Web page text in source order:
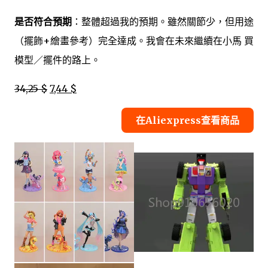
是否符合預期 ：整體超過我的預期。雖然關節少，但用途
（擺飾+繪畫參考）完全達成。我會在未來繼續在小馬 買
模型／擺件的路上。
34,25 $ 7,44 $
在Aliexpress查看商品